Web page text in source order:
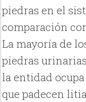
piedras en el
comparación
La mayoría de
piedras
la entidad
que padecen